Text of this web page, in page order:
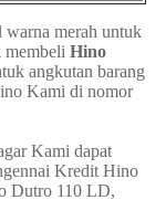
warna merah untuk
Hino
angkutan barang
Kami di nomor
Kami dapat
Kredit Hino
Dutro 110 LD,